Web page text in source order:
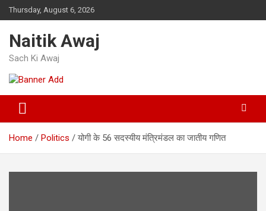
Skip
to
Thursday, August 6, 2026
Naitik Awaj
Sach Ki Awaj
Home Politics योगी के 56 सदस्यीय मंत्रिमंडल का जातीय गणित